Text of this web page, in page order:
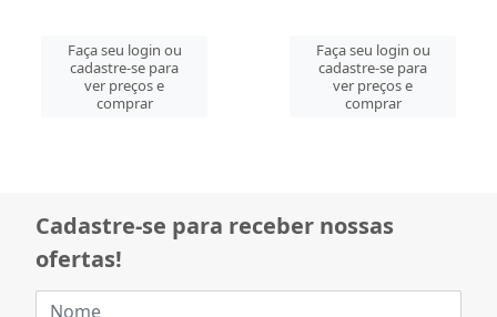
Faça seu login ou
cadastre-se para
ver preços e
comprar
Faça seu login ou
cadastre-se para
ver preços e
comprar
Cadastre-se para receber nossas
ofertas!